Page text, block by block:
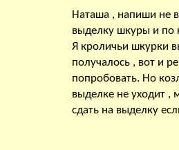
Наташа , напиши не
выделку шкуры и по
Я кроличьи шкурки
получалось , вот и
попробовать. Но
выделке не уходит ,
сдать на выделку